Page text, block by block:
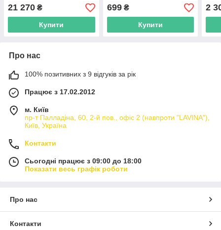
21 270 ₴
Купити
699₴
Купити
2
Про нас
100% позитивних з 9 відгуків за рік
Працює з 17.02.2012
м. Київ
пр-т Палладіна, 60, 2-й пов., офіс 2 (навпроти "LAVINA"),
Київ, Україна
Контакти
Сьогодні працює з 09:00 до 18:00
Показати весь графік роботи
Про нас
Контакти